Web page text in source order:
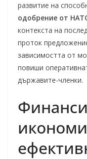
развитие на
одобрение от
контекста на
проток
зависимостта от
повиши
държавите-членки.